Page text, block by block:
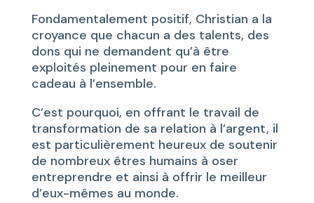
Fondamentalement positif, Christian a la
croyance que chacun a des talents, des
dons qui ne demandent qu’à être
exploités pleinement pour en faire
cadeau à l’ensemble.
C’est pourquoi, en offrant le travail de
transformation de sa relation à l’argent, il
est particulièrement heureux de soutenir
de nombreux êtres humains à oser
entreprendre et ainsi à offrir le meilleur
d’eux-mêmes au monde.